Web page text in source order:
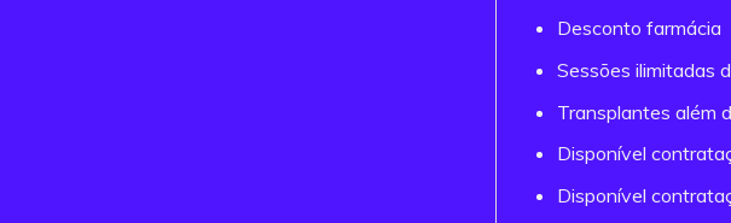
Desconto farmácia
Sessões ilimitadas
Transplantes além
Disponível
Disponível